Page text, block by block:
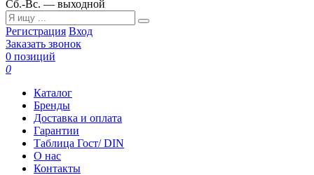
Сб.-Вс. — выходной
Регистрация Вход
Заказать звонок
0 позиций
0
Каталог
Бренды
Доставка и оплата
Гарантии
Таблица Гост/ DIN
О нас
Контакты